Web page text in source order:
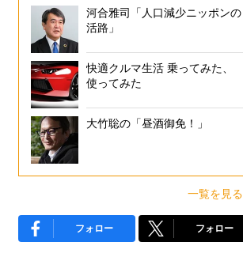
河合雅司「人口減少ニッポンの
活路」
快適クルマ生活 乗ってみた、
使ってみた
大竹聡の「昼酒御免！」
一覧を見る
フォロー フォロー